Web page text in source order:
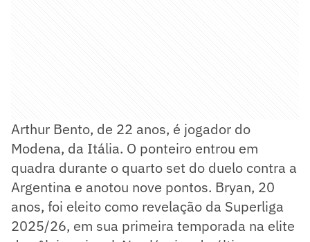
Arthur Bento, de 22 anos, é jogador do
Modena, da Itália. O ponteiro entrou em
quadra durante o quarto set do duelo contra a
Argentina e anotou nove pontos. Bryan, 20
anos, foi eleito como revelação da Superliga
2025/26, em sua primeira temporada na elite